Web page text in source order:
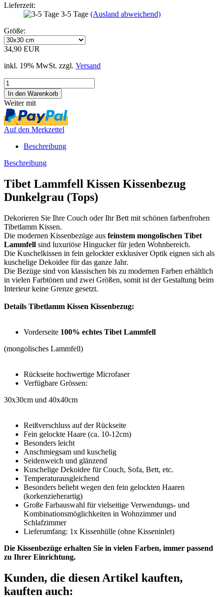
Lieferzeit:
3-5 Tage (Ausland abweichend)
Größe:
34,90 EUR
inkl. 19% MwSt. zzgl. Versand
Weiter mit
Auf den Merkzettel
Beschreibung
Beschreibung
Tibet Lammfell Kissen Kissenbezug
Dunkelgrau (Tops)
Dekorieren Sie Ihre Couch oder Ihr Bett mit schönen farbenfrohen
Tibetlamm Kissen.
Die modernen Kissenbezüge aus feinstem mongolischen Tibet
Lammfell sind luxuriöse Hingucker für jeden Wohnbereich.
Die Kuschelkissen in fein gelockter exklusiver Optik eignen sich als
kuschelige Dekoidee für das ganze Jahr.
Die Bezüge sind von klassischen bis zu modernen Farben erhältlich
in vielen Farbtönen und zwei Größen, somit ist der Gestaltung beim
Interieur keine Grenze gesetzt.
Details Tibetlamm Kissen Kissenbezug:
Vorderseite 100% echtes Tibet Lammfell
(mongolisches Lammfell)
Rückseite hochwertige Microfaser
Verfügbare Grössen:
30x30cm und 40x40cm
Reißverschluss auf der Rückseite
Fein gelockte Haare (ca. 10-12cm)
Besonders leicht
Anschmiegsam und kuschelig
Seidenweich und glänzend
Kuschelige Dekoidee für Couch, Sofa, Bett, etc.
Temperaturausgleichend
Besonders beliebt wegen den fein gelockten Haaren
(korkenzieherartig)
Große Farbauswahl für vielseitige Verwendungs- und
Kombinationsmöglichkeiten in Wohnzimmer und
Schlafzimmer
Lieferumfang: 1x Kissenhülle (ohne Kisseninlet)
Die Kissenbezüge erhalten Sie in vielen Farben, immer passend
zu Ihrer Einrichtung.
Kunden, die diesen Artikel kauften,
kauften auch: